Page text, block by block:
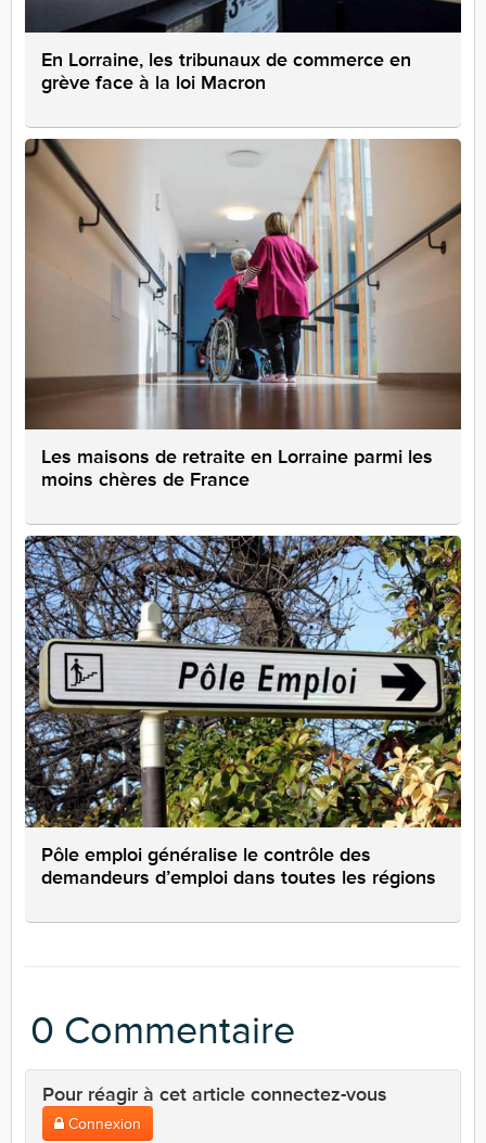
En Lorraine, les tribunaux de commerce en
grève face à la loi Macron
Les maisons de retraite en Lorraine parmi les
moins chères de France
Pôle emploi généralise le contrôle des
demandeurs d’emploi dans toutes les régions
0 Commentaire
Pour réagir à cet article connectez-vous
Connexion